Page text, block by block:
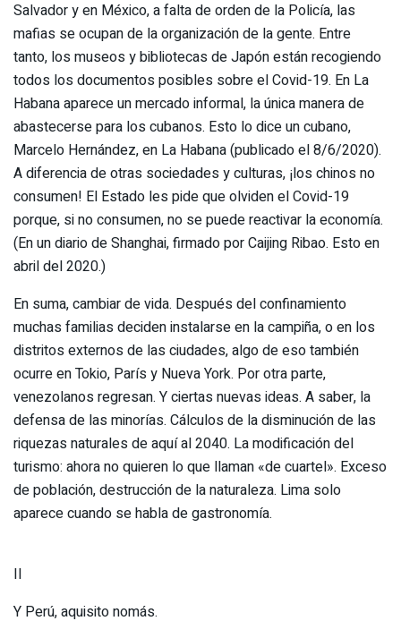
Salvador y en México, a falta de orden de la Policía, las
mafias se ocupan de la organización de la gente. Entre
tanto, los museos y bibliotecas de Japón están recogiendo
todos los documentos posibles sobre el Covid-19. En La
Habana aparece un mercado informal, la única manera de
abastecerse para los cubanos. Esto lo dice un cubano,
Marcelo Hernández, en La Habana (publicado el 8/6/2020).
A diferencia de otras sociedades y culturas, ¡los chinos no
consumen! El Estado les pide que olviden el Covid-19
porque, si no consumen, no se puede reactivar la economía.
(En un diario de Shanghai, firmado por Caijing Ribao. Esto en
abril del 2020.)
En suma, cambiar de vida. Después del confinamiento
muchas familias deciden instalarse en la campiña, o en los
distritos externos de las ciudades, algo de eso también
ocurre en Tokio, París y Nueva York. Por otra parte,
venezolanos regresan. Y ciertas nuevas ideas. A saber, la
defensa de las minorías. Cálculos de la disminución de las
riquezas naturales de aquí al 2040. La modificación del
turismo: ahora no quieren lo que llaman «de cuartel». Exceso
de población, destrucción de la naturaleza. Lima solo
aparece cuando se habla de gastronomía.
II
Y Perú, aquisito nomás.